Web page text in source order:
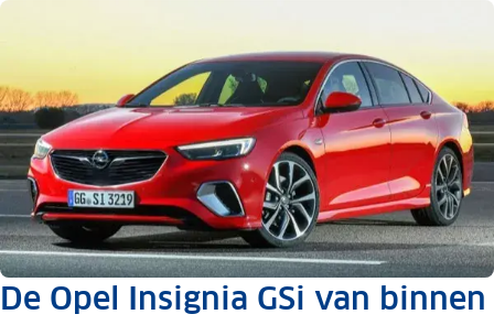
De Opel Insignia GSi van binnen